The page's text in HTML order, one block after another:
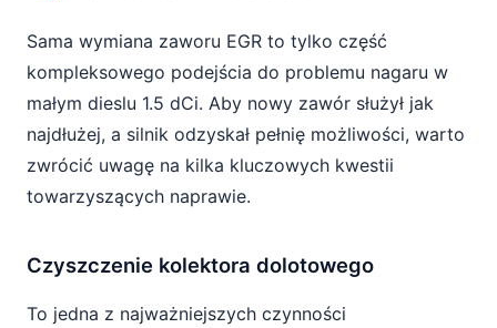
Sama wymiana zaworu EGR to tylko część
kompleksowego podejścia do problemu nagaru w
małym dieslu 1.5 dCi. Aby nowy zawór służył jak
najdłużej, a silnik odzyskał pełnię możliwości, warto
zwrócić uwagę na kilka kluczowych kwestii
towarzyszących naprawie.
Czyszczenie kolektora dolotowego
To jedna z najważniejszych czynności